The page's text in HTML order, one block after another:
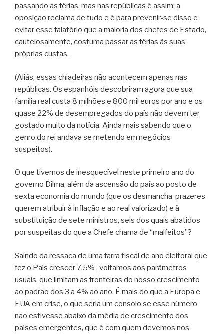
passando as férias, mas nas repúblicas é assim: a
oposição reclama de tudo e é para prevenir-se disso e
evitar esse falatório que a maioria dos chefes de Estado,
cautelosamente, costuma passar as férias às suas
próprias custas.
(Aliás, essas chiadeiras não acontecem apenas nas
repúblicas. Os espanhóis descobriram agora que sua
família real custa 8 milhões e 800 mil euros por ano e os
quase 22% de desempregados do país não devem ter
gostado muito da notícia. Ainda mais sabendo que o
genro do rei andava se metendo em negócios
suspeitos).
O que tivemos de inesquecível neste primeiro ano do
governo Dilma, além da ascensão do país ao posto de
sexta economia do mundo (que os desmancha-prazeres
querem atribuir à inflação e ao real valorizado) e à
substituição de sete ministros, seis dos quais abatidos
por suspeitas do que a Chefe chama de “malfeitos”?
Saindo da ressaca de uma farra fiscal de ano eleitoral que
fez o País crescer 7,5% , voltamos aos parâmetros
usuais, que limitam as fronteiras do nosso crescimento
ao padrão dos 3 a 4% ao ano. É mais do que a Europa e
EUA em crise, o que seria um consolo se esse número
não estivesse abaixo da média de crescimento dos
países emergentes, que é com quem devemos nos